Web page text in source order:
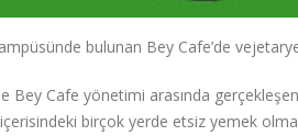
bulunan Bey Cafe’de
Cafe yönetimi arasında
birçok yerde etsiz yemek